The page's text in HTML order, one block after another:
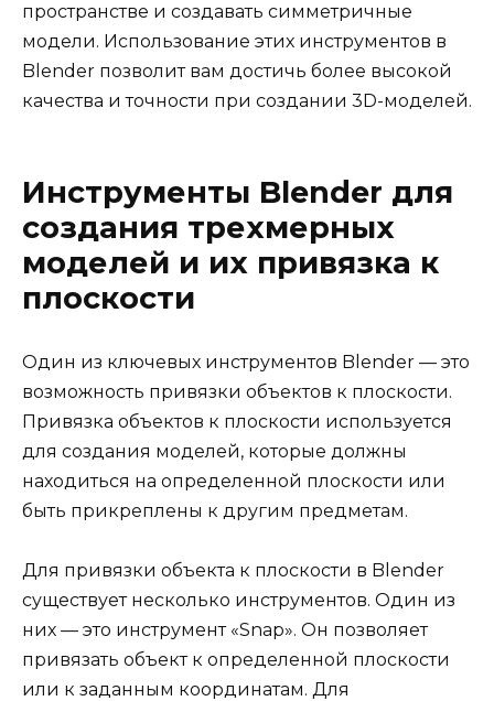
пространстве и создавать симметричные
модели. Использование этих инструментов в
Blender позволит вам достичь более высокой
качества и точности при создании 3D-моделей.
Инструменты Blender для
создания трехмерных
моделей и их привязка к
плоскости
Один из ключевых инструментов Blender — это
возможность привязки объектов к плоскости.
Привязка объектов к плоскости используется
для создания моделей, которые должны
находиться на определенной плоскости или
быть прикреплены к другим предметам.
Для привязки объекта к плоскости в Blender
существует несколько инструментов. Один из
них — это инструмент «Snap». Он позволяет
привязать объект к определенной плоскости
или к заданным координатам. Для